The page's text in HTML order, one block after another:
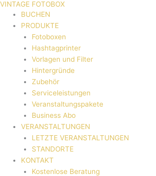
Zum
Inhalt
springen
VINTAGE FOTOBOX
BUCHEN
PRODUKTE
Fotoboxen
Hashtagprinter
Vorlagen und Filter
Hintergründe
Zubehör
Serviceleistungen
Veranstaltungspakete
Business Abo
VERANSTALTUNGEN
LETZTE VERANSTALTUNGEN
STANDORTE
KONTAKT
Kostenlose Beratung